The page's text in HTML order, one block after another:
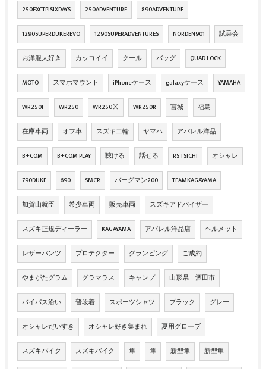
250EXCTPISIXDAYS 250ADVENTURE 890ADVENTURE
1290SUPERDUKEREVO 1290SUPERADVENTURES NORDEN901 試乗会
お洋服大好き カッコイイ クール バッグ QUAD LOCK
MOTO スマホマウント iPhoneケース galaxyケース YAMAHA
WR250F WR250 WR250Ⅹ WR250R 宮城 福島
在庫車両 オフ車 スズキ二輪 ヤマハ アパレル洋品
B+COM B+COM PLAY 聴ける 話せる RS TSICHI オシャレ
790DUKE 690 SMCR バーグマン200 TEAMKAGAYAMA
加賀山就臣 希少車両 販売車両 スズキアドバイザー
スズキ正規ディーラー KAGAYAMA アパレル洋品店 ヘルメット
レザーパンツ プロテクター グランピング ご成約
やまがたグラム グラマラス キャンプ 山形県 酒田市
バイパス沿い 普段着 スポーツシャツ ブラック グレー
オシャレだいすき オシャレ好き集まれ 夏用グローブ
スズキバイク スズキバイク 隼 隼 新型隼 新型隼